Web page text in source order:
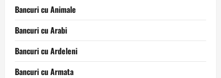
Bancuri cu Animale
Bancuri cu Arabi
Bancuri cu Ardeleni
Bancuri cu Armata